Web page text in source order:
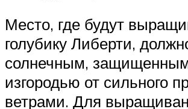
Место, где будут
голубику Либерти,
солнечным,
изгородью от сильного
ветрами. Для